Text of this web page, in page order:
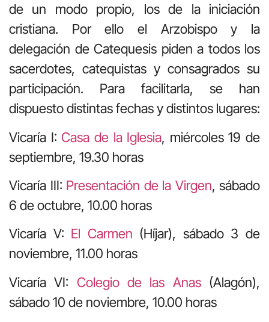
de un modo propio, los de la iniciación
cristiana. Por ello el Arzobispo y la
delegación de Catequesis piden a todos los
sacerdotes, catequistas y consagrados su
participación. Para facilitarla, se han
dispuesto distintas fechas y distintos lugares:
Vicaría I:Casa de la Iglesia, miércoles 19 de
septiembre, 19.30 horas
Vicaría III: Presentación de la Virgen, sábado
6 de octubre, 10.00 horas
Vicaría V: El Carmen (Híjar), sábado 3 de
noviembre, 11.00 horas
Vicaría VI: Colegio de las Anas(Alagón),
sábado 10 de noviembre, 10.00 horas